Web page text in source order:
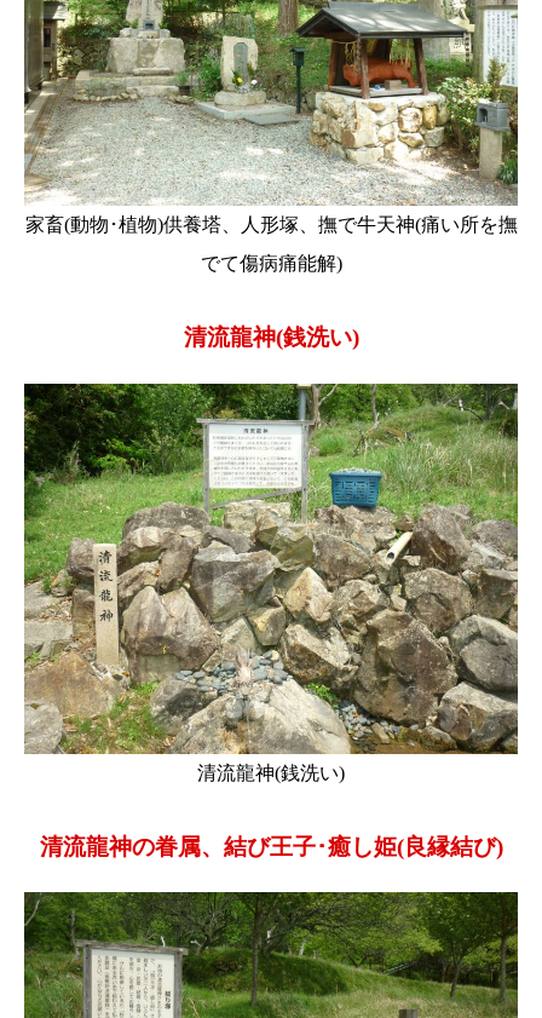
家畜(動物･植物)供養塔、人形塚、撫で牛天神(痛い所を撫
でて傷病痛能解)
清流龍神(銭洗い)
清流龍神(銭洗い)
清流龍神の眷属、結び王子･癒し姫(良縁結び)